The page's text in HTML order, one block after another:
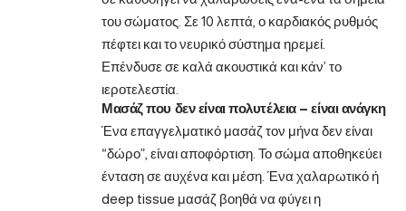
του σώματος. Σε 10 λεπτά, ο καρδιακός ρυθμός
πέφτει και το νευρικό σύστημα ηρεμεί.
Επένδυσε σε καλά ακουστικά και κάν’ το
ιεροτελεστία.
Μασάζ που δεν είναι πολυτέλεια — είναι ανάγκη
Ένα επαγγελματικό μασάζ τον μήνα δεν είναι
“δώρο”, είναι αποφόρτιση. Το σώμα αποθηκεύει
ένταση σε αυχένα και μέση. Ένα χαλαρωτικό ή
deep tissue μασάζ βοηθά να φύγει η